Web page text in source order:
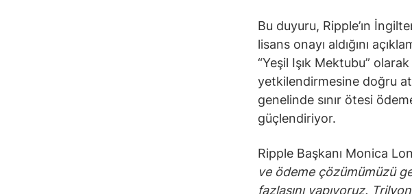
Bu duyuru, Ripple’ın
lisans onayı aldığını
“Yeşil Işık Mektubu”
yetkilendirmesine doğru
genelinde sınır ötesi
güçlendiriyor.
Ripple Başkanı Monica
ve ödeme çözümümüzü
fazlasını yapıyoruz.